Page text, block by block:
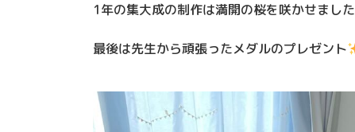
1年の集大成の制作は満開の桜を咲かせました
最後は先生から頑張ったメダルのプレゼント